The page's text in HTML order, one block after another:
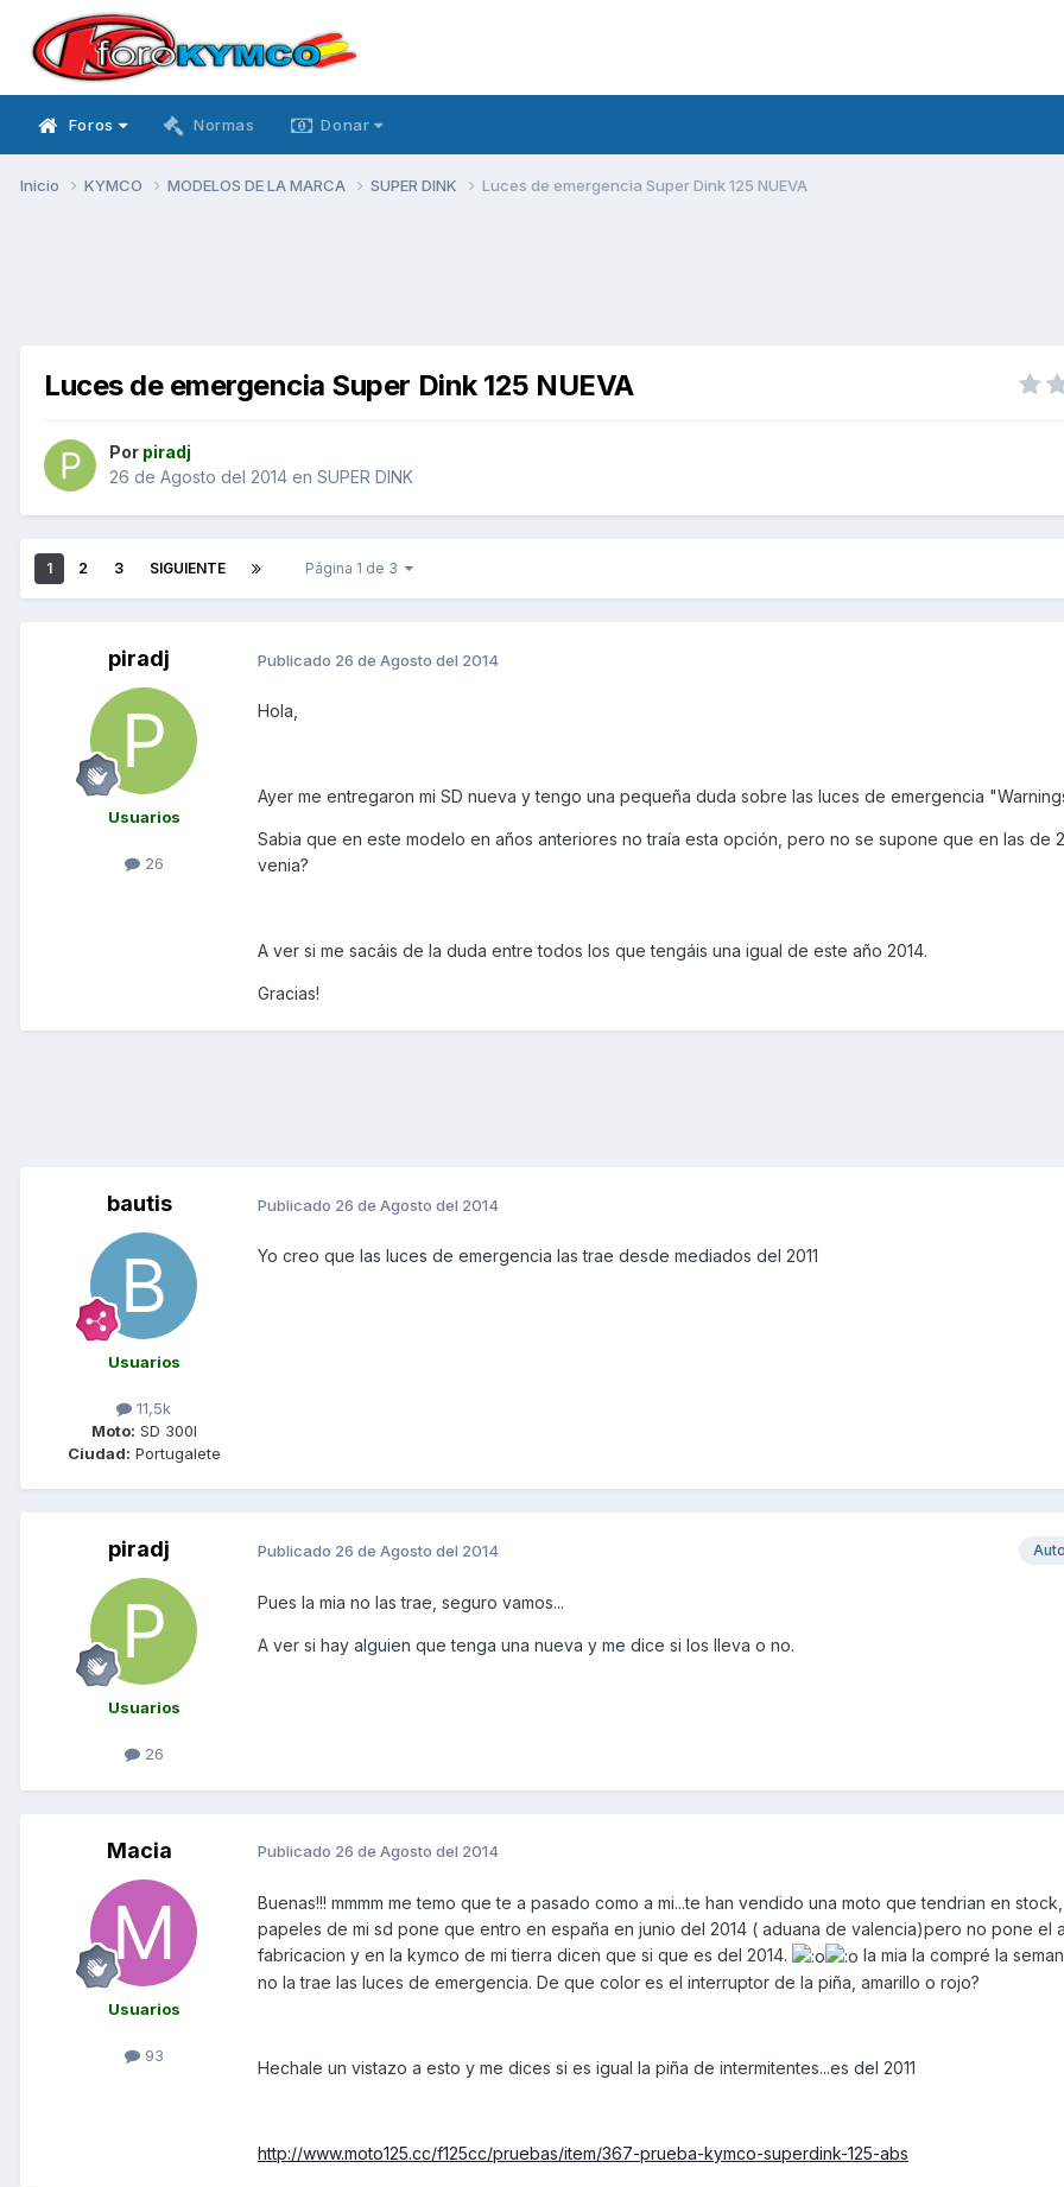
Foros Normas Donar
Inicio KYMCO MODELOS DE LA MARCA SUPER DINK Luces de emergencia Super Dink 125 NUEVA
Luces de emergencia Super Dink 125 NUEVA
Por piradj
26 de Agosto del 2014 en SUPER DINK
1 2 3 SIGUIENTE Página 1 de 3
piradj
Usuarios
26
Publicado 26 de Agosto del 2014
Hola,
Ayer me entregaron mi SD nueva y tengo una pequeña duda sobre las luces de emergencia
Sabia que en este modelo en años anteriores no traía esta opción, pero no se supone que en las de
venia?
A ver si me sacáis de la duda entre todos los que tengáis una igual de este año 2014.
Gracias!
bautis
Usuarios
11,5k
Moto: SD 300I
Ciudad: Portugalete
Publicado 26 de Agosto del 2014
Yo creo que las luces de emergencia las trae desde mediados del 2011
piradj
Usuarios
26
Publicado 26 de Agosto del 2014
Pues la mia no las trae, seguro vamos...
A ver si hay alguien que tenga una nueva y me dice si los lleva o no.
Macia
Usuarios
93
Publicado 26 de Agosto del 2014
Buenas!!! mmmm me temo que te a pasado como a mi...te han vendido una moto que tendrian en
papeles de mi sd pone que entro en españa en junio del 2014 ( aduana de valencia)pero no pone el
fabricacion y en la kymco de mi tierra dicen que si que es del 2014.
la mia la compré la
no la trae las luces de emergencia. De que color es el interruptor de la piña, amarillo o rojo?
Hechale un vistazo a esto y me dices si es igual la piña de intermitentes...es del 2011
http://www.moto125.cc/f125cc/pruebas/item/367-prueba-kymco-superdink-125-abs